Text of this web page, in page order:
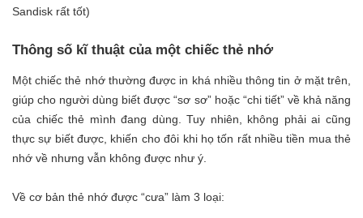
Sandisk rất tốt)
Thông số kĩ thuật của một chiếc thẻ nhớ
Một chiếc thẻ nhớ thường được in khá nhiều thông tin ở mặt trên,
giúp cho người dùng biết được “sơ sơ” hoặc “chi tiết” về khả năng
của chiếc thẻ mình đang dùng. Tuy nhiên, không phải ai cũng
thực sự biết được, khiến cho đôi khi họ tốn rất nhiều tiền mua thẻ
nhớ về nhưng vẫn không được như ý.
Về cơ bản thẻ nhớ được “cưa” làm 3 loại: